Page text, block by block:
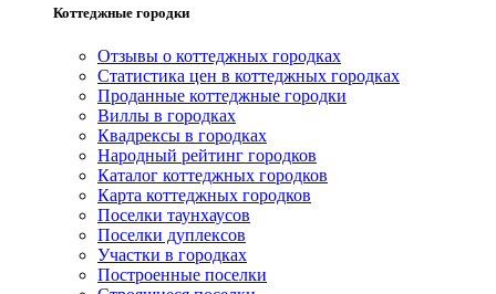
Коттеджные городки
Отзывы о коттеджных городках
Статистика цен в коттеджных городках
Проданные коттеджные городки
Виллы в городках
Квадрексы в городках
Народный рейтинг городков
Каталог коттеджных городков
Карта коттеджных городков
Поселки таунхаусов
Поселки дуплексов
Участки в городках
Построенные поселки